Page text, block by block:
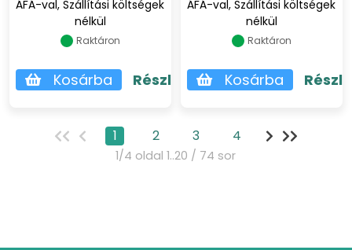
ÁFÁ-val, Szállítási költségek
nélkül
Raktáron
Kosárba Részletek
ÁFÁ-val, Szállítási költségek
nélkül
Raktáron
Kosárba
1 2 3 4
1/4 oldal 1..20 / 74 sor